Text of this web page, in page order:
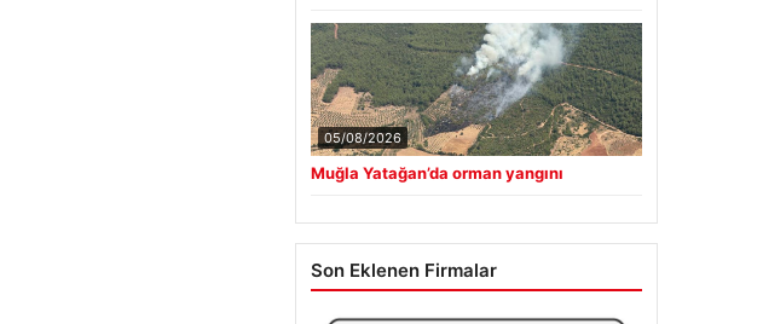
05/08/2026
Muğla Yatağan’da orman yangını
Son Eklenen Firmalar